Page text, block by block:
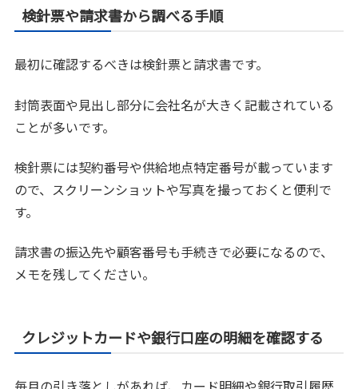
検針票や請求書から調べる手順
最初に確認するべきは検針票と請求書です。
封筒表面や見出し部分に会社名が大きく記載されている
ことが多いです。
検針票には契約番号や供給地点特定番号が載っています
ので、スクリーンショットや写真を撮っておくと便利で
す。
請求書の振込先や顧客番号も手続きで必要になるので、
メモを残してください。
クレジットカードや銀行口座の明細を確認する